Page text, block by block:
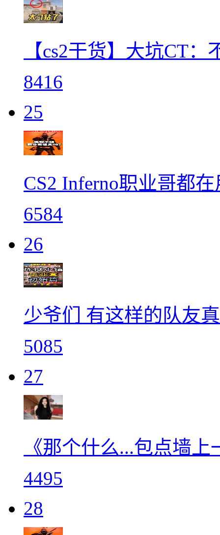
【cs2干货】大坑CT
8416
25
CS2 Inferno职业哥都
6584
26
少爷们 有这样的队友
5085
27
《那个什么...包点墙上
4495
28